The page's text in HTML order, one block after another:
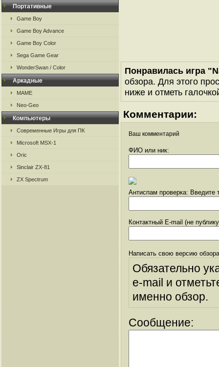
Портативные
Game Boy
Game Boy Advance
Game Boy Color
Sega Game Gear
WonderSwan / Color
Аркадные
MAME
Neo-Geo
Компьютеры
Современные Игры для ПК
Microsoft MSX-1
Oric
Sinclair ZX-81
ZX Spectrum
Понравилась игра
обзора. Для этого
ниже и отметь
Комментарии:
Ваш комментарий
ФИО или ник:
Антиспам проверка: Введите
Контактный E-mail (не
Написать свою версию
Обязательно
e-mail и
именно обзор.
Сообщение: